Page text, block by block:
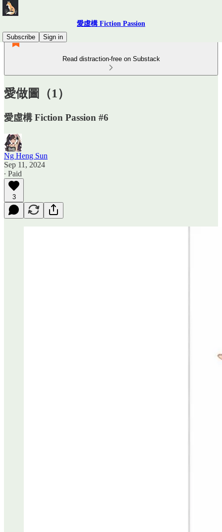
愛虛構 Fiction Passion
Subscribe
Sign in
Read distraction-free on Substack
愛做圖（1）
愛虛構 Fiction Passion #6
Ng Heng Sun
Sep 11, 2024
∙ Paid
3